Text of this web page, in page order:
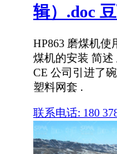
辑）.doc
HP863 磨煤机使
煤机的安装 简述
CE 公司引进了
塑料网套 .
联系电话: 180